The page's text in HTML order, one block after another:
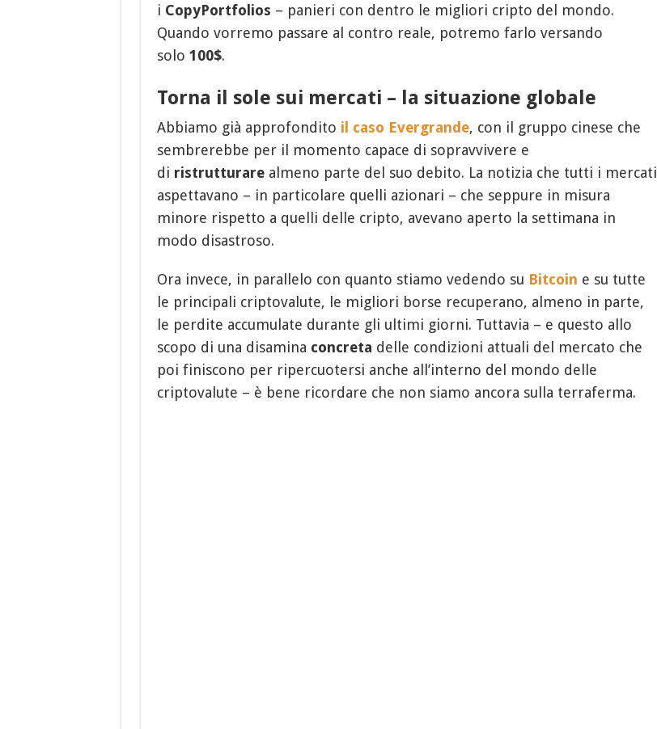
i CopyPortfolios – panieri con dentro le migliori cripto del mondo.
Quando vorremo passare al contro reale, potremo farlo versando
solo 100$.
Torna il sole sui mercati – la situazione globale
Abbiamo già approfondito il caso Evergrande, con il gruppo cinese che
sembrerebbe per il momento capace di sopravvivere e
di ristrutturarealmeno parte del suo debito. La notizia che tutti i mercati
aspettavano – in particolare quelli azionari – che seppure in misura
minore rispetto a quelli delle cripto, avevano aperto la settimana in
modo disastroso.
Ora invece, in parallelo con quanto stiamo vedendo su Bitcoin e su tutte
le principali criptovalute, le migliori borse recuperano, almeno in parte,
le perdite accumulate durante gli ultimi giorni. Tuttavia – e questo allo
scopo di una disamina concreta delle condizioni attuali del mercato che
poi finiscono per ripercuotersi anche all’interno del mondo delle
criptovalute – è bene ricordare che non siamo ancora sulla terraferma.